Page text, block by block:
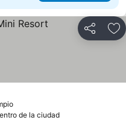
Compartir
Ver precios
de la ciudad